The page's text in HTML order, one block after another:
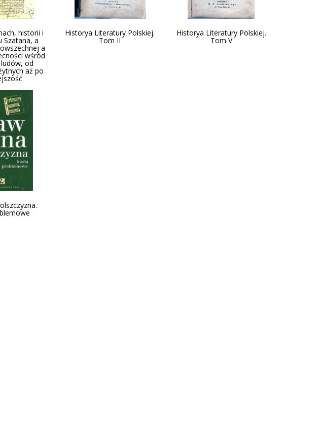
historii i
Szatana, a
a
wśród
od
aż po
Historya Literatury Polskiej.
Tom II
Historya Literatury Polskiej.
Tom V